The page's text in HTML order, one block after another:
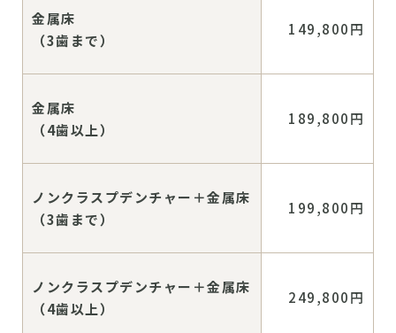
金属床
（3歯まで）
149,800円
金属床
（4歯以上）
189,800円
ノンクラスプデンチャー＋金属床
（3歯まで）
199,800円
ノンクラスプデンチャー＋金属床
（4歯以上）
249,800円